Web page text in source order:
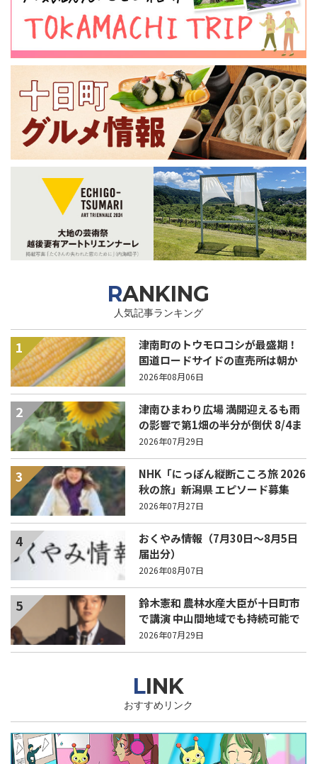
RANKING
人気記事ランキング
1
津南町のトウモロコシが最盛期！
国道ロードサイドの直売所は朝か
ら長い列！
2026年08月06日
2
津南ひまわり広場 満開迎えるも雨
の影響で第1畑の半分が倒伏 8/4ま
で駐車場を無料開放
2026年07月29日
3
NHK「にっぽん縦断こころ旅 2026
秋の旅」新潟県 エピソード募集
中！
2026年07月27日
4
おくやみ情報（7月30日～8月5日
届出分）
2026年08月07日
5
鈴木憲和 農林水産大臣が十日町市
で講演 中山間地域でも持続可能で
稼げる農業とは？
2026年07月29日
LINK
おすすめリンク